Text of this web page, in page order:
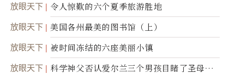
放眼天下 令人惊歎的六个夏季旅游胜地
放眼天下 美国各州最美的图书馆（上）
放眼天下 被时间冻结的六座美丽小镇
放眼天下
科学神父否认爱尔兰三个男孩目睹了圣母显